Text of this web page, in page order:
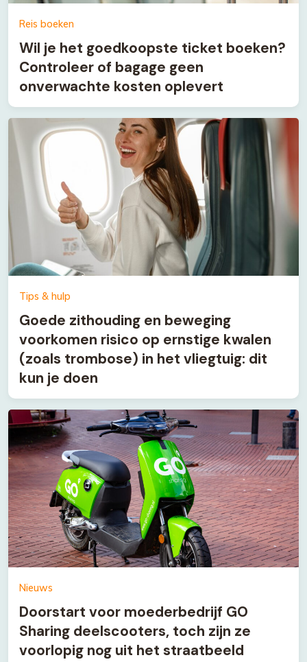
Reis boeken
Wil je het goedkoopste ticket boeken?
Controleer of bagage geen
onverwachte kosten oplevert
Tips & hulp
Goede zithouding en beweging
voorkomen risico op ernstige kwalen
(zoals trombose) in het vliegtuig: dit
kun je doen
Nieuws
Doorstart voor moederbedrijf GO
Sharing deelscooters, toch zijn ze
voorlopig nog uit het straatbeeld